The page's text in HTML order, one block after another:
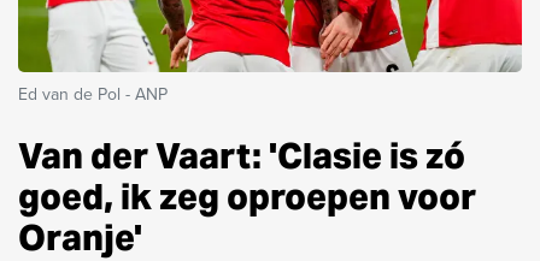
Ed van de Pol - ANP
Van der Vaart: 'Clasie is zó
goed, ik zeg oproepen voor
Oranje'